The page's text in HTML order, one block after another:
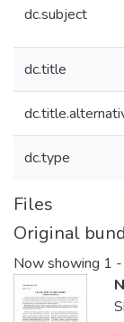
dc.subject
dc.title
dc.type
Files
Original
Now showing 1